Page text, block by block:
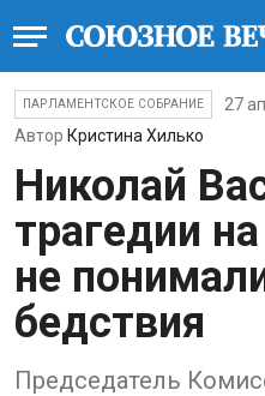
ПАРЛАМЕНТСКОЕ СОБРАНИЕ
27
Автор Кристина Хилько
Николай
трагедии
не
бедствия
Председатель